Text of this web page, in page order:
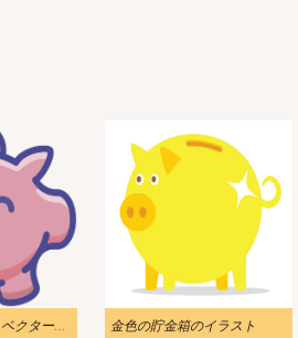
貯金箱のイラストベクター画像 金色の貯金箱のイラスト